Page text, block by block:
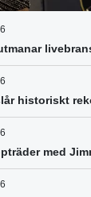
historiskt
med